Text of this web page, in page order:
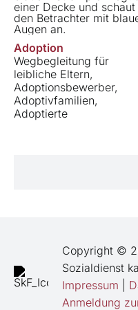
Adoption
Wegbegleitung für
leibliche Eltern,
Adoptionsbewerber,
Adoptivfamilien,
Adoptierte
Copyright ©
Sozialdienst
Impressum
Anmeldung